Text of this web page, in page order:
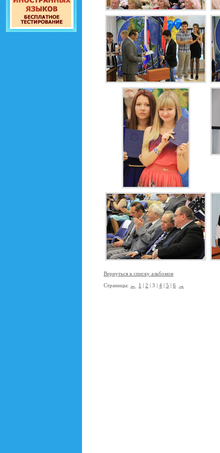
Вернуться к списку альбомов
Страницы: ← 1 | 2 | 3 | 4 | 5 | 6 →